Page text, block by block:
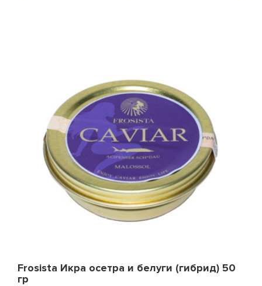
Frosista Икра осетра и белуги (гибрид) 50
гр